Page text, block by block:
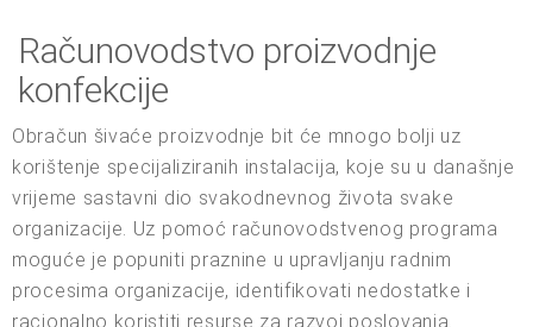
Računovodstvo proizvodnje
konfekcije
Obračun šivaće proizvodnje bit će mnogo bolji uz
korištenje specijaliziranih instalacija, koje su u današnje
vrijeme sastavni dio svakodnevnog života svake
organizacije. Uz pomoć računovodstvenog programa
moguće je popuniti praznine u upravljanju radnim
procesima organizacije, identifikovati nedostatke i
racionalno koristiti resurse za razvoj poslovanja.